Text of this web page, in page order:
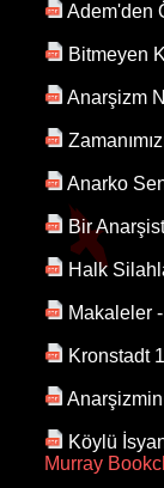
Adem'den
Bitmeyen
Anarşizm
Anarko
Bir
Halk
Makaleler -
Kronstadt
Köylü
Murray